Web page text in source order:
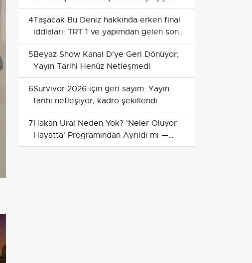
4Taşacak Bu Deniz hakkında erken final
iddiaları: TRT 1 ve yapımdan gelen son
bilgiler
5Beyaz Show Kanal D'ye Geri Dönüyor;
Yayın Tarihi Henüz Netleşmedi
6Survivor 2026 için geri sayım: Yayın
tarihi netleşiyor, kadro şekillendi
7Hakan Ural Neden Yok? 'Neler Oluyor
Hayatta' Programından Ayrıldı mı —
Son Sağlık Durumu ve Dönüş Tarihi